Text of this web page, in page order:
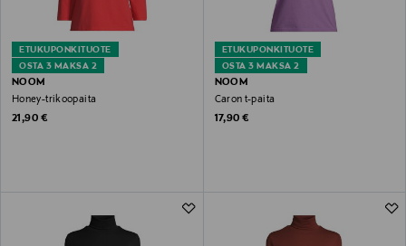
OSTA 3 MAKSA 2
ETUKUPONKITUOTE
NOOM
Honey-trikoopaita
Original Price
21,90 €
OSTA 3 MAKSA 2
ETUKUPONKITUOTE
NOOM
Caron t-paita
Original Price
17,90 €